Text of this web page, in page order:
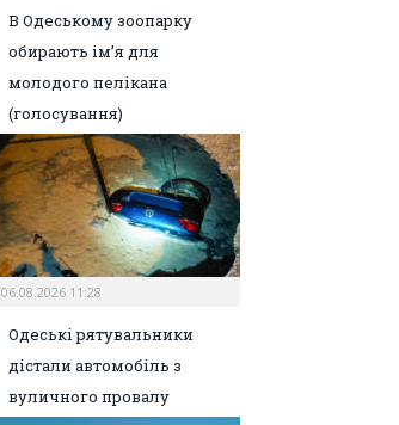
В Одеському зоопарку
обирають ім’я для
молодого пелікана
(голосування)
06.08.2026 11:28
Одеські рятувальники
дістали автомобіль з
вуличного провалу